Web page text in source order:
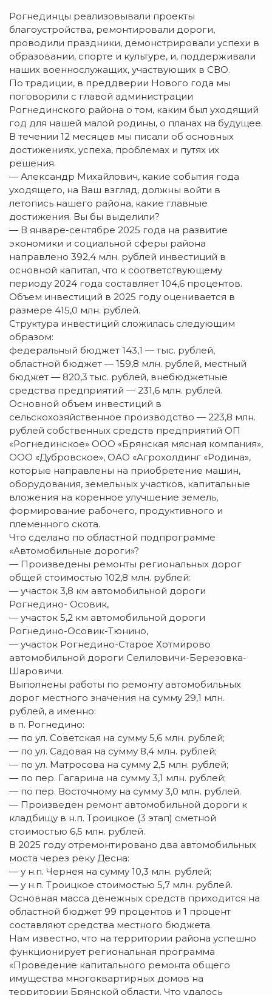
Рогнединцы реализовывали проекты
благоустройства, ремонтировали дороги,
проводили праздники, демонстрировали успехи в
образовании, спорте и культуре, и, поддерживали
наших военнослужащих, участвующих в СВО.
По традиции, в преддверии Нового года мы
поговорили с главой администрации
Рогнединского района о том, каким был уходящий
год для нашей малой родины, о планах на будущее.
В течении 12 месяцев мы писали об основных
достижениях, успеха, проблемах и путях их
решения.
— Александр Михайлович, какие события года
уходящего, на Ваш взгляд, должны войти в
летопись нашего района, какие главные
достижения. Вы бы выделили?
— В январе-сентябре 2025 года на развитие
экономики и социальной сферы района
направлено 392,4 млн. рублей инвестиций в
основной капитал, что к соответствующему
периоду 2024 года составляет 104,6 процентов.
Объем инвестиций в 2025 году оценивается в
размере 415,0 млн. рублей.
Структура инвестиций сложилась следующим
образом:
федеральный бюджет 143,1 — тыс. рублей,
областной бюджет — 159,8 млн. рублей, местный
бюджет — 820,3 тыс. рублей, внебюджетные
средства предприятий — 231,6 млн. рублей.
Основной объем инвестиций в
сельскохозяйственное производство — 223,8 млн.
рублей собственных средств предприятий ОП
«Рогнединское» ООО «Брянская мясная компания»,
ООО «Дубровское», ОАО «Агрохолдинг «Родина»,
которые направлены на приобретение машин,
оборудования, земельных участков, капитальные
вложения на коренное улучшение земель,
формирование рабочего, продуктивного и
племенного скота.
Что сделано по областной подпрограмме
«Автомобильные дороги»?
— Произведены ремонты региональных дорог
общей стоимостью 102,8 млн. рублей:
— участок 3,8 км автомобильной дороги
Рогнедино- Осовик,
— участок 5,2 км автомобильной дороги
Рогнедино-Осовик-Тюнино,
— участок Рогнедино-Старое Хотмирово
автомобильной дороги Селиловичи-Березовка-
Шаровичи.
Выполнены работы по ремонту автомобильных
дорог местного значения на сумму 29,1 млн.
рублей, а именно:
в п. Рогнедино:
— по ул. Советская на сумму 5,6 млн. рублей;
— по ул. Садовая на сумму 8,4 млн. рублей;
— по ул. Матросова на сумму 2,5 млн. рублей;
— по пер. Гагарина на сумму 3,1 млн. рублей;
— по пер. Восточному на сумму 3,0 млн. рублей.
— Произведен ремонт автомобильной дороги к
кладбищу в н.п. Троицкое (3 этап) сметной
стоимостью 6,5 млн. рублей.
В 2025 году отремонтировано два автомобильных
моста через реку Десна:
— у н.п. Чернея на сумму 10,3 млн. рублей;
— у н.п. Троицкое стоимостью 5,7 млн. рублей.
Основная масса денежных средств приходится на
областной бюджет 99 процентов и 1 процент
составляют средства местного бюджета.
Нам известно, что на территории района успешно
функционирует региональная программа
«Проведение капитального ремонта общего
имущества многоквартирных домов на
территории Брянской области. Что удалось